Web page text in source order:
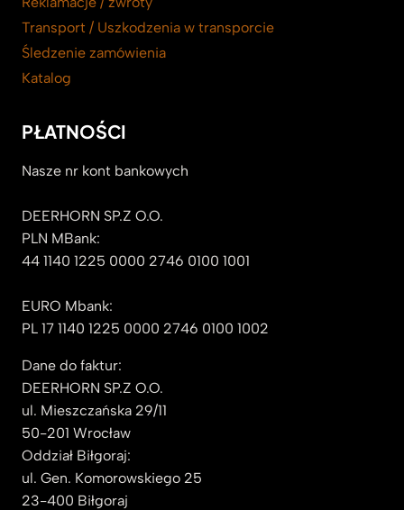
Transport / Uszkodzenia w transporcie
Śledzenie zamówienia
Katalog
PŁATNOŚCI
Nasze nr kont bankowych
DEERHORN SP.Z O.O.
PLN MBank:
44 1140 1225 0000 2746 0100 1001
EURO Mbank:
PL 17 1140 1225 0000 2746 0100 1002
Dane do faktur:
DEERHORN SP.Z O.O.
ul. Mieszczańska 29/11
50-201 Wrocław
Oddział Biłgoraj:
ul. Gen. Komorowskiego 25
23-400 Biłgoraj